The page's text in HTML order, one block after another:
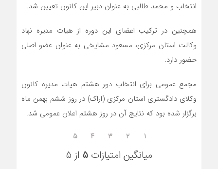
انتخاب و محمد طالبی به عنوان دبیر این کانون تعیین شد.
همچنین در ترکیب اعضای این دوره از هیات مدیره نهاد
وکالت استان مرکزی، مسعود مشایخی به عنوان عضو اصلی
حضور دارد.
مجمع عمومی برای انتخاب دور هشتم هیات مدیره کانون
وکلای دادگستری استان مرکزی (اراک) در روز ششم بهمن ماه
برگزار شده بود که نتایج آن در روز هشتم اعلان عمومی شد.
۱ ۲ ۳ ۴ ۵
میانگین امتیازات ۵ از ۵